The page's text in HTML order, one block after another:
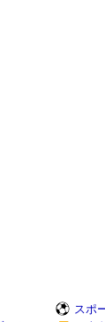
スポ